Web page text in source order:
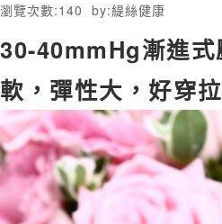
瀏覽次數:140 by:緹絲健康
30-40mmHg漸進
軟，彈性大，好穿